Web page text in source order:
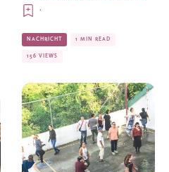
·
NACHRICHT 1 MIN READ
156 VIEWS